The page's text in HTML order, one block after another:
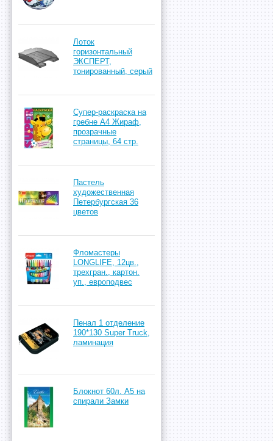
Лоток
горизонтальный
ЭКСПЕРТ,
тонированный, серый
Супер-раскраска на
гребне А4 Жираф,
прозрачные
страницы, 64 стр.
Пастель
художественная
Петербургская 36
цветов
Фломастеры
LONGLIFE, 12цв.,
трехгран., картон.
уп., европодвес
Пенал 1 отделение
190*130 Super Truck,
ламинация
Блокнот 60л. А5 на
спирали Замки